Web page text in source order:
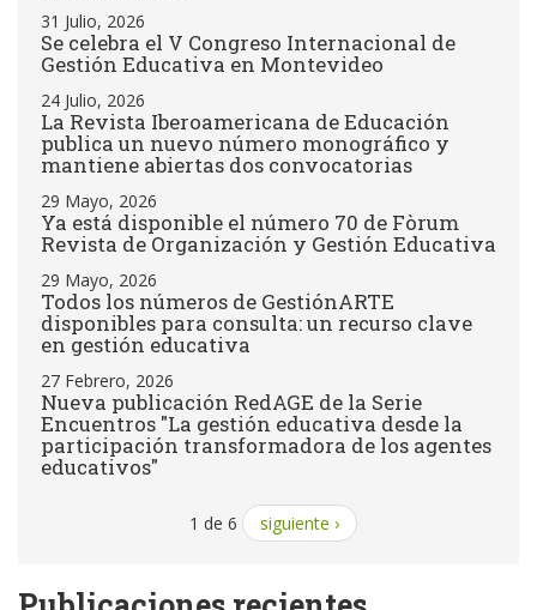
31 Julio, 2026
Se celebra el V Congreso Internacional de
Gestión Educativa en Montevideo
24 Julio, 2026
La Revista Iberoamericana de Educación
publica un nuevo número monográfico y
mantiene abiertas dos convocatorias
29 Mayo, 2026
Ya está disponible el número 70 de Fòrum
Revista de Organización y Gestión Educativa
29 Mayo, 2026
Todos los números de GestiónARTE
disponibles para consulta: un recurso clave
en gestión educativa
27 Febrero, 2026
Nueva publicación RedAGE de la Serie
Encuentros "La gestión educativa desde la
participación transformadora de los agentes
educativos"
1 de 6 siguiente ›